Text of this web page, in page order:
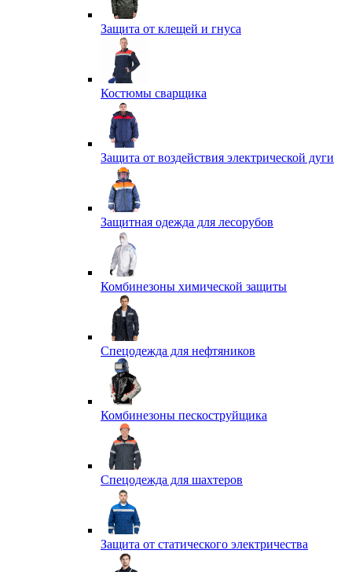
Защита от клещей и гнуса
Костюмы сварщика
Защита от воздействия электрической дуги
Защитная одежда для лесорубов
Комбинезоны химической защиты
Спецодежда для нефтяников
Комбинезоны пескоструйщика
Спецодежда для шахтеров
Защита от статического электричества